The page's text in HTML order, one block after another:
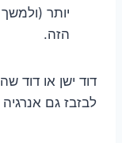
יותר
הזה.
דוד ישן או דוד
לבזבז גם אנרגיה